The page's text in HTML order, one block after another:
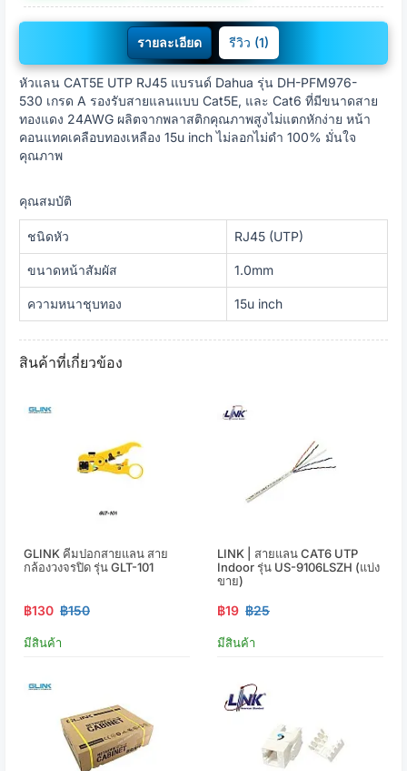
รายละเอียด รีวิว (1)
หัวแลน CAT5E UTP RJ45 แบรนด์ Dahua รุ่น DH-PFM976-
530 เกรด A รองรับสายแลนแบบ Cat5E, และ Cat6 ที่มีขนาดสาย
ทองแดง 24AWG ผลิตจากพลาสติกคุณภาพสูงไม่แตกหักง่าย หน้า
คอนแทคเคลือบทองเหลือง 15u inch ไม่ลอกไม่ดำ 100% มั่นใจ
คุณภาพ
คุณสมบัติ
ชนิดหัว RJ45 (UTP)
ขนาดหน้าสัมผัส 1.0mm
ความหนาชุบทอง 15u inch
สินค้าที่เกี่ยวข้อง
GLINK คีมปอกสายแลน สาย
กล้องวงจรปิด รุ่น GLT-101
฿130 ฿150
มีสินค้า
LINK | สายแลน CAT6 UTP
Indoor รุ่น US-9106LSZH (แบ่ง
ขาย)
฿19 ฿25
มีสินค้า